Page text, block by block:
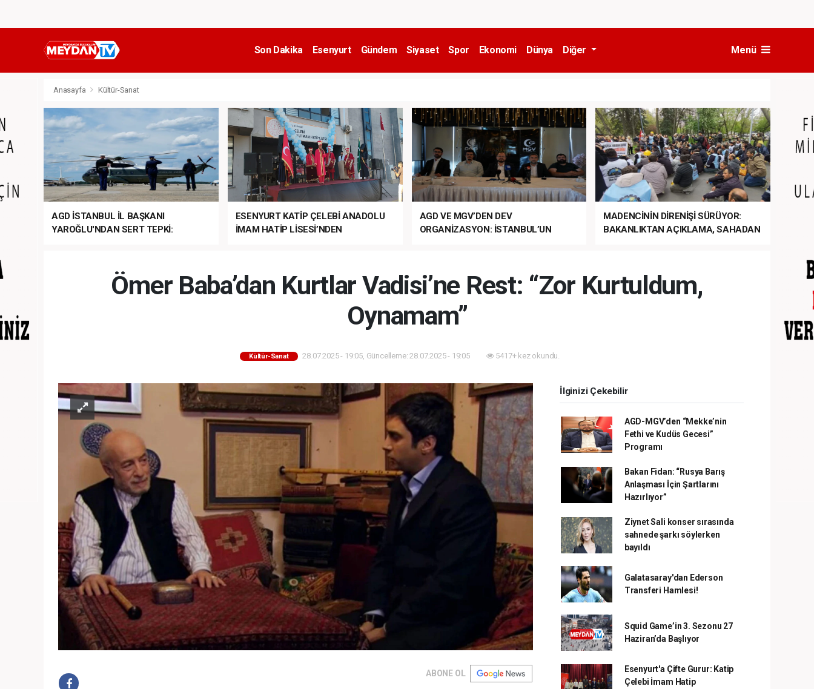
Son Dakika Esenyurt Gündem Siyaset Spor Ekonomi Dünya Diğer Menü
Anasayfa Kültür-Sanat
AGD İSTANBUL İL BAŞKANI
YAROĞLU'NDAN SERT TEPKİ:
ESENYURT KATİP ÇELEBİ ANADOLU
İMAM HATİP LİSESİ’NDEN
AGD VE MGV’DEN DEV
ORGANİZASYON: İSTANBUL’UN
MADENCİNİN DİRENİŞİ SÜRÜYOR:
BAKANLIKTAN AÇIKLAMA, SAHADAN
Ömer Baba’dan Kurtlar Vadisi’ne Rest: “Zor Kurtuldum,
Oynamam”
Kültür-Sanat 28.07.2025 - 19:05, Güncelleme: 28.07.2025 - 19:05 5417+ kez okundu.
ABONE OL
İlginizi Çekebilir
AGD-MGV’den “Mekke’nin
Fethi ve Kudüs Gecesi”
Programı
Bakan Fidan: “Rusya Barış
Anlaşması İçin Şartlarını
Hazırlıyor”
Ziynet Sali konser sırasında
sahnede şarkı söylerken
bayıldı
Galatasaray'dan Ederson
Transferi Hamlesi!
Squid Game’in 3. Sezonu 27
Haziran’da Başlıyor
Esenyurt'a Çifte Gurur: Katip
Çelebi İmam Hatip